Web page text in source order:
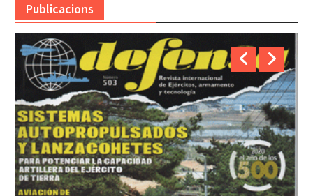
Publicacions